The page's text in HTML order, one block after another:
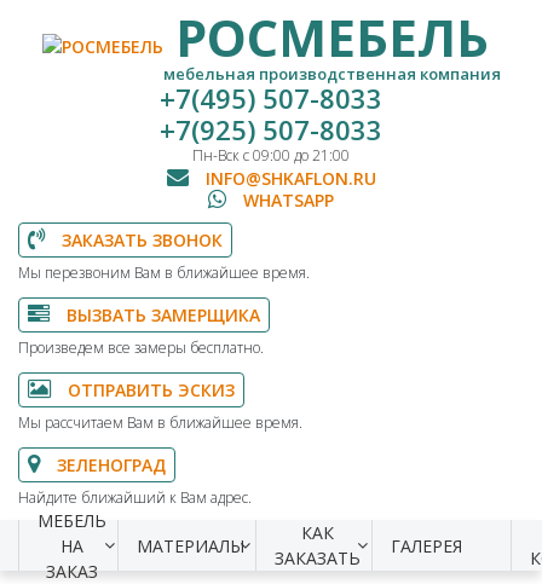
РОСМЕБЕЛЬ
мебельная производственная компания
+7(495) 507-8033
+7(925) 507-8033
Пн-Вск с 09:00 до 21:00
INFO@SHKAFLON.RU
WHATSAPP
ЗАКАЗАТЬ ЗВОНОК
Мы перезвоним Вам в ближайшее время.
ВЫЗВАТЬ ЗАМЕРЩИКА
Произведем все замеры бесплатно.
ОТПРАВИТЬ ЭСКИЗ
Мы рассчитаем Вам в ближайшее время.
ЗЕЛЕНОГРАД
Найдите ближайший к Вам адрес.
МЕБЕЛЬ
НА
ЗАКАЗ
МАТЕРИАЛЫ
КАК
ЗАКАЗАТЬ
ГАЛЕРЕЯ